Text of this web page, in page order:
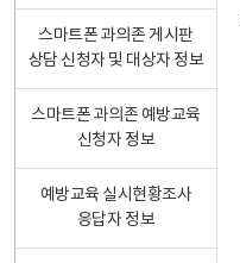
스마트폰 과의존 게시판
상담 신청자 및 대상자 정보
스마트폰 과의존 예방교육
신청자 정보
예방교육 실시현황조사
응답자 정보